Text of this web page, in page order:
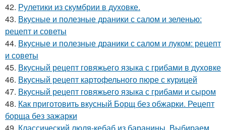
42. Рулетики из скумбрии в духовке.
43. Вкусные и полезные драники с салом и зеленью:
рецепт и советы
44. Вкусные и полезные драники с салом и луком: рецепт
и советы
45. Вкусный рецепт говяжьего языка с грибами в духовке
46. Вкусный рецепт картофельного пюре с курицей
47. Вкусный рецепт говяжьего языка с грибами и сыром
48. Как приготовить вкусный Борщ без обжарки. Рецепт
борща без зажарки